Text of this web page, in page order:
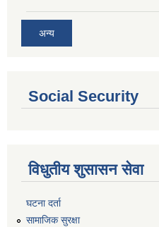
अन्य
Social Security
विधुतीय शुसासन सेवा
घटना दर्ता
सामाजिक सुरक्षा